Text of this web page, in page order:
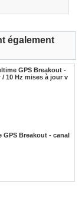
également
Breakout - canal